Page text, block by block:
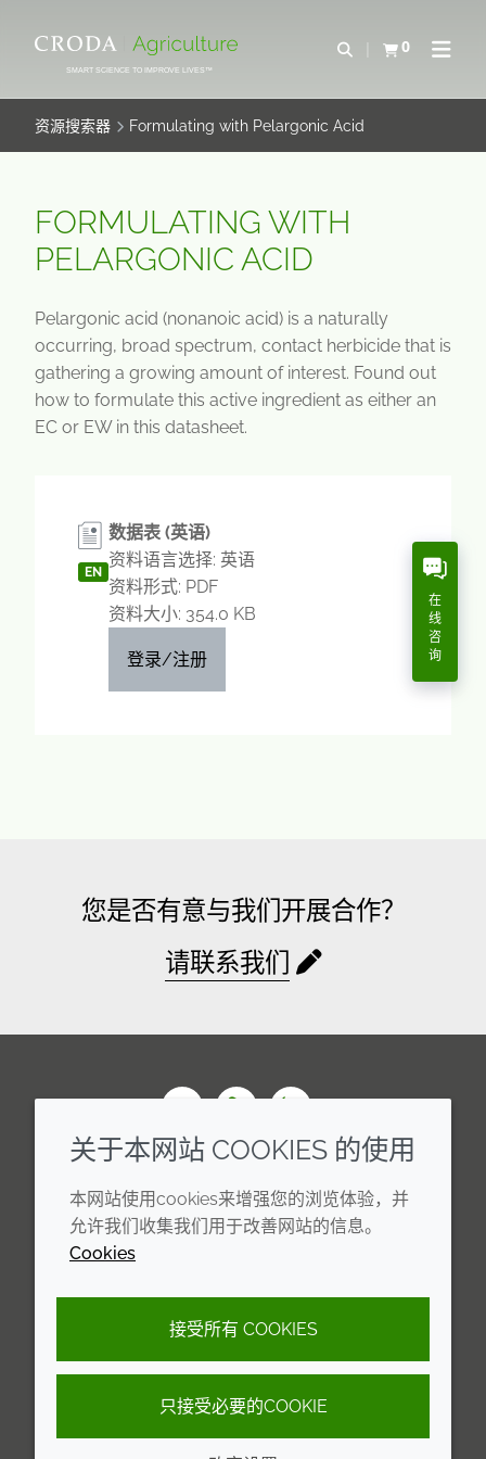
CONTENTSMART SCIENCE TO IMPROVE LIVES™
Open Search
0
查看购物车Open
资源搜索器 Formulating with Pelargonic Acid
FORMULATING WITH
PELARGONIC ACID
Pelargonic acid (nonanoic acid) is a naturally
occurring, broad spectrum, contact herbicide that is
gathering a growing amount of interest. Found out
how to formulate this active ingredient as either an
EC or EW in this datasheet.
EN
数据表 (英语)
资料语言选择: 英语
资料形式: PDF
资料大小: 354.0 KB
登录/注册
您是否有意与我们开展合作？
请联系我们
企业
年度报告
可持续发展报告
禾大集团
法律信息
条款和条件
隐私政策
可访问性声明
© 2026 Croda International Plc
关于本网站 COOKIES 的使用
本网站使用cookies来增强您的浏览体验，并
允许我们收集我们用于改善网站的信息。
Cookies
接受所有 COOKIES
只接受必要的COOKIE
在
线
咨
询